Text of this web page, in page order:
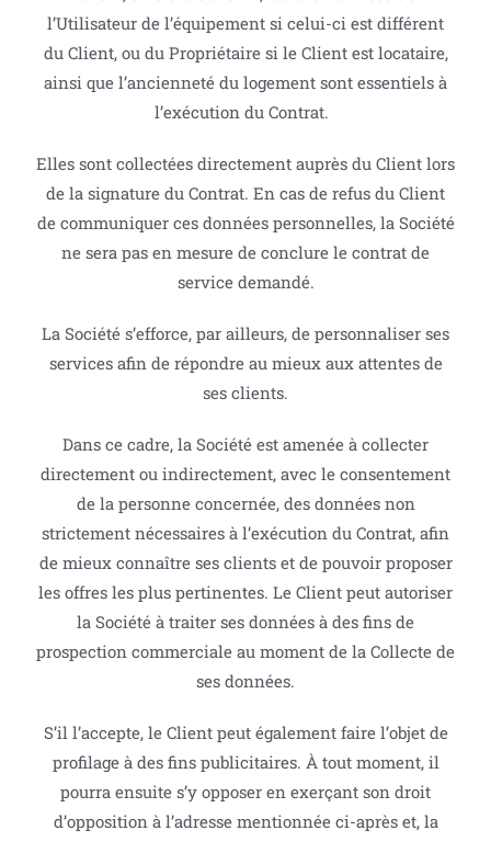
l’Utilisateur de l’équipement si celui-ci est différent
du Client, ou du Propriétaire si le Client est locataire,
ainsi que l’ancienneté du logement sont essentiels à
l’exécution du Contrat.
Elles sont collectées directement auprès du Client lors
de la signature du Contrat. En cas de refus du Client
de communiquer ces données personnelles, la Société
ne sera pas en mesure de conclure le contrat de
service demandé.
La Société s’efforce, par ailleurs, de personnaliser ses
services afin de répondre au mieux aux attentes de
ses clients.
Dans ce cadre, la Société est amenée à collecter
directement ou indirectement, avec le consentement
de la personne concernée, des données non
strictement nécessaires à l’exécution du Contrat, afin
de mieux connaître ses clients et de pouvoir proposer
les offres les plus pertinentes. Le Client peut autoriser
la Société à traiter ses données à des fins de
prospection commerciale au moment de la Collecte de
ses données.
S’il l’accepte, le Client peut également faire l’objet de
profilage à des fins publicitaires. À tout moment, il
pourra ensuite s’y opposer en exerçant son droit
d’opposition à l’adresse mentionnée ci-après et, la